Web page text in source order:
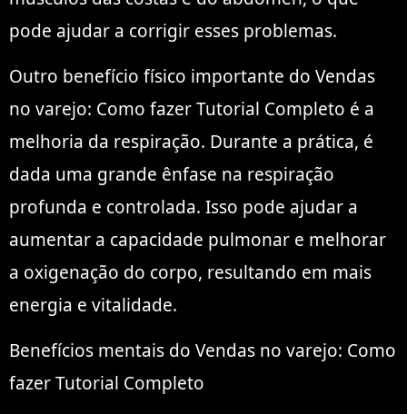
pode ajudar a corrigir esses problemas.
Outro benefício físico importante do Vendas
no varejo: Como fazer Tutorial Completo é a
melhoria da respiração. Durante a prática, é
dada uma grande ênfase na respiração
profunda e controlada. Isso pode ajudar a
aumentar a capacidade pulmonar e melhorar
a oxigenação do corpo, resultando em mais
energia e vitalidade.
Benefícios mentais do Vendas no varejo: Como
fazer Tutorial Completo